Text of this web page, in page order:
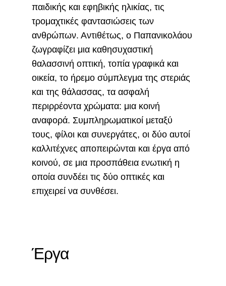
παιδικής και εφηβικής ηλικίας, τις
τρομαχτικές φαντασιώσεις των
ανθρώπων. Αντιθέτως, ο Παπανικολάου
ζωγραφίζει μια καθησυχαστική
θαλασσινή οπτική, τοπία γραφικά και
οικεία, το ήρεμο σύμπλεγμα της στεριάς
και της θάλασσας, τα ασφαλή
περιρρέοντα χρώματα: μια κοινή
αναφορά. Συμπληρωματικοί μεταξύ
τους, φίλοι και συνεργάτες, οι δύο αυτοί
καλλιτέχνες αποπειρώνται και έργα από
κοινού, σε μια προσπάθεια ενωτική η
οποία συνδέει τις δύο οπτικές και
επιχειρεί να συνθέσει.
Έργα